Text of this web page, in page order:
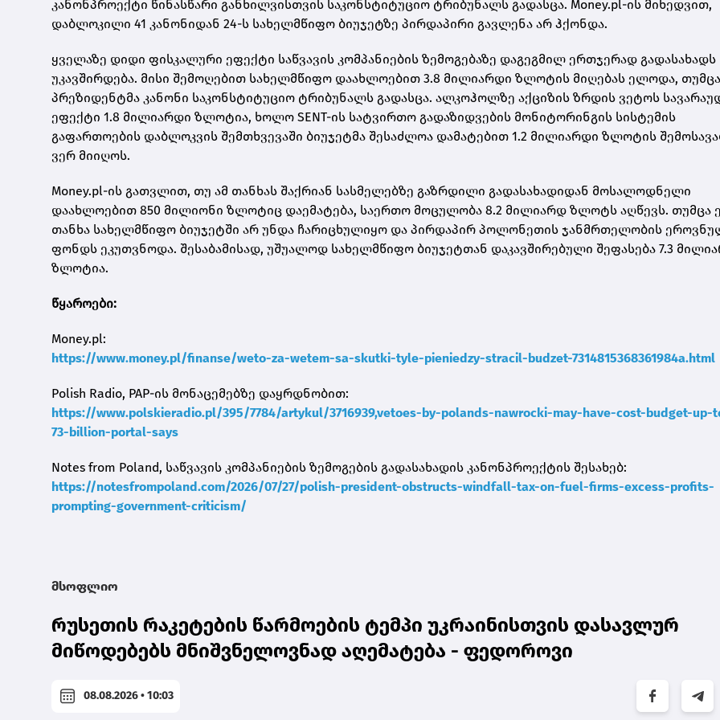
კანონპროექტი წინასწარი განხილვისთვის საკონსტიტუციო ტრიბუნალს გადასცა. Money.pl-ის მიხედვით,
დაბლოკილი 41 კანონიდან 24-ს სახელმწიფო ბიუჯეტზე პირდაპირი გავლენა არ ჰქონდა.
ყველაზე დიდი ფისკალური ეფექტი საწვავის კომპანიების ზემოგებაზე დაგეგმილ ერთჯერად გადასახადს
უკავშირდება. მისი შემოღებით სახელმწიფო დაახლოებით 3.8 მილიარდი ზლოტის მიღებას ელოდა, თუმცა
პრეზიდენტმა კანონი საკონსტიტუციო ტრიბუნალს გადასცა. ალკოჰოლზე აქციზის ზრდის ვეტოს
ეფექტი 1.8 მილიარდი ზლოტია, ხოლო SENT-ის სატვირთო გადაზიდვების მონიტორინგის სისტემის
გაფართოების დაბლოკვის შემთხვევაში ბიუჯეტმა შესაძლოა დამატებით 1.2 მილიარდი ზლოტის
ვერ მიიღოს.
Money.pl-ის გათვლით, თუ ამ თანხას შაქრიან სასმელებზე გაზრდილი გადასახადიდან მოსალოდნელი
დაახლოებით 850 მილიონი ზლოტიც დაემატება, საერთო მოცულობა 8.2 მილიარდ ზლოტს აღწევს. თუმცა
თანხა სახელმწიფო ბიუჯეტში არ უნდა ჩარიცხულიყო და პირდაპირ პოლონეთის ჯანმრთელობის
ფონდს ეკუთვნოდა. შესაბამისად, უშუალოდ სახელმწიფო ბიუჯეტთან დაკავშირებული შეფასება 7.3
ზლოტია.
წყაროები:
Money.pl:
https://www.money.pl/finanse/weto-za-wetem-sa-skutki-tyle-pieniedzy-stracil-budzet-7314815368361984a.html
Polish Radio, PAP-ის მონაცემებზე დაყრდნობით:
https://www.polskieradio.pl/395/7784/artykul/3716939,vetoes-by-polands-nawrocki-may-have-cost-budget-up-
73-billion-portal-says
Notes from Poland, საწვავის კომპანიების ზემოგების გადასახადის კანონპროექტის შესახებ:
https://notesfrompoland.com/2026/07/27/polish-president-obstructs-windfall-tax-on-fuel-firms-excess-profits-
prompting-government-criticism/
მსოფლიო
რუსეთის რაკეტების წარმოების ტემპი უკრაინისთვის დასავლურ
მიწოდებებს მნიშვნელოვნად აღემატება - ფედოროვი
08.08.2026 • 10:03